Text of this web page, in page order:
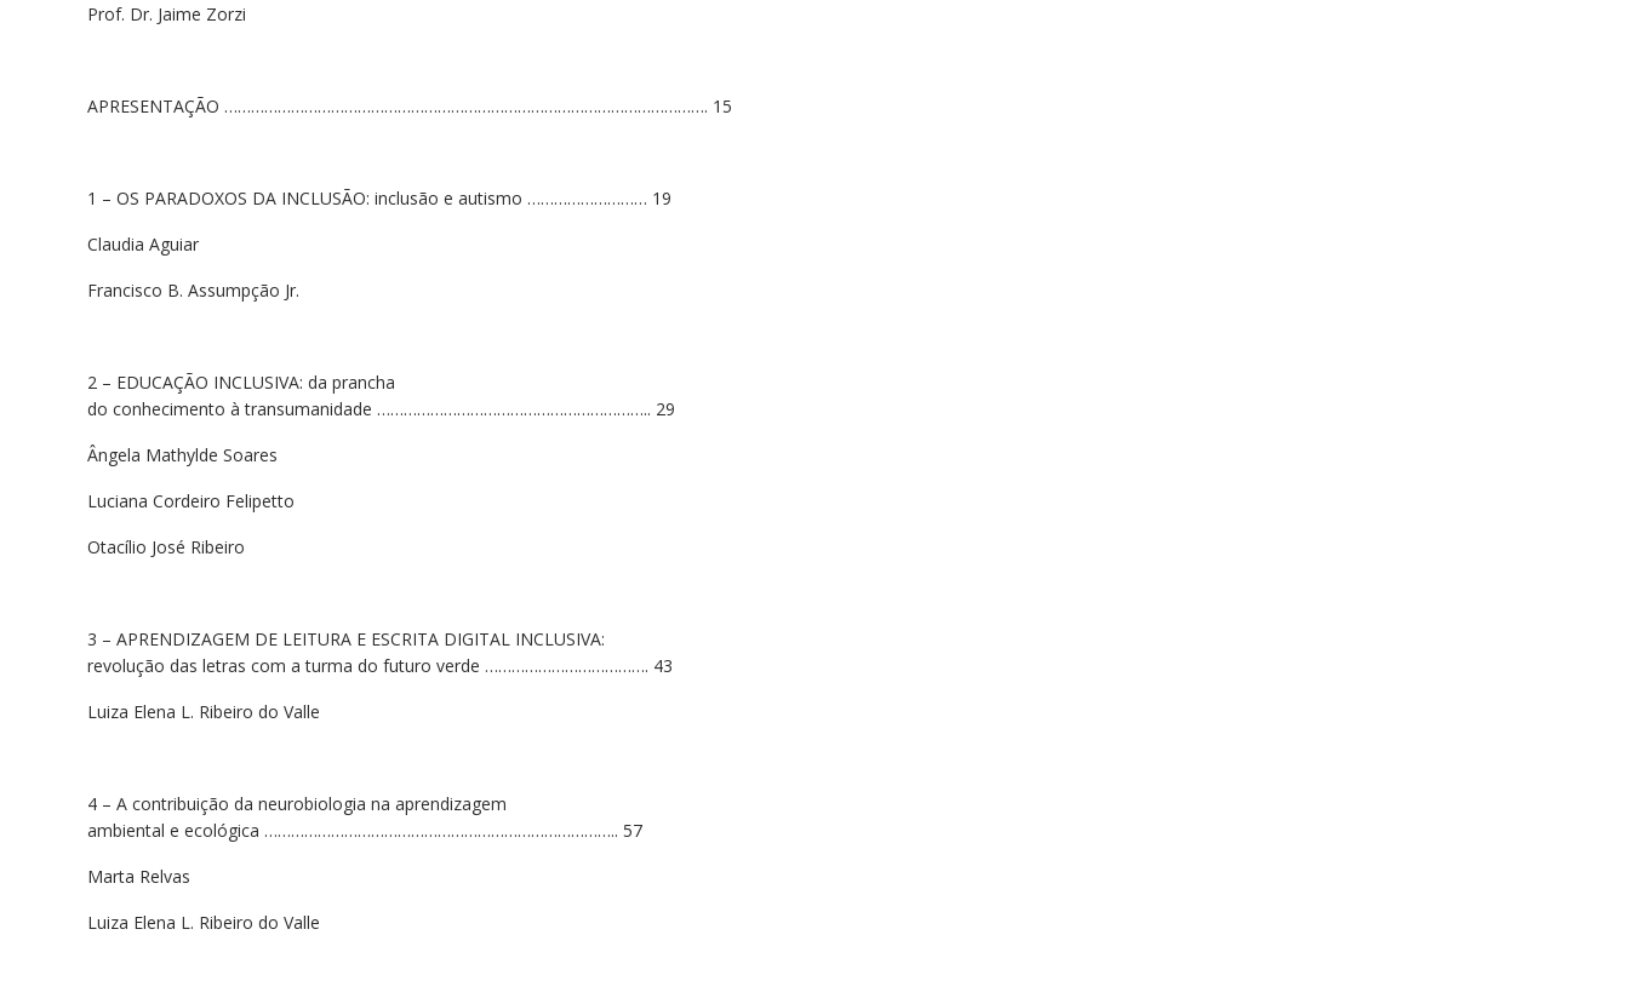
Prof. Dr. Jaime Zorzi
APRESENTAÇÃO ………………………………………………………………………………………………. 15
1 – OS PARADOXOS DA INCLUSÃO: inclusão e autismo ……………………… 19
Claudia Aguiar
Francisco B. Assumpção Jr.
2 – EDUCAÇÃO INCLUSIVA: da prancha
do conhecimento à transumanidade …………………………………………………….. 29
Ângela Mathylde Soares
Luciana Cordeiro Felipetto
Otacílio José Ribeiro
3 – APRENDIZAGEM DE LEITURA E ESCRITA DIGITAL INCLUSIVA:
revolução das letras com a turma do futuro verde ………………………………. 43
Luiza Elena L. Ribeiro do Valle
4 – A contribuição da neurobiologia na aprendizagem
ambiental e ecológica …………………………………………………………………….. 57
Marta Relvas
Luiza Elena L. Ribeiro do Valle